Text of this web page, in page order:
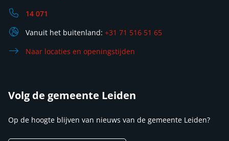
14 071
Vanuit het buitenland: +31 71 516 51 65
Naar locaties en openingstijden
Volg de gemeente Leiden
Op de hoogte blijven van nieuws van de gemeente Leiden?